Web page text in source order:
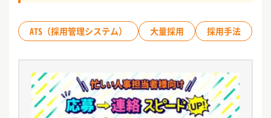
ATS（採用管理システム） 大量採用 採用手法